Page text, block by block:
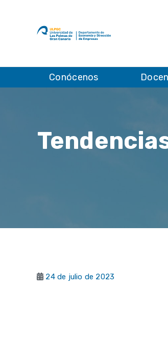
Conócenos
24 de julio de 2023